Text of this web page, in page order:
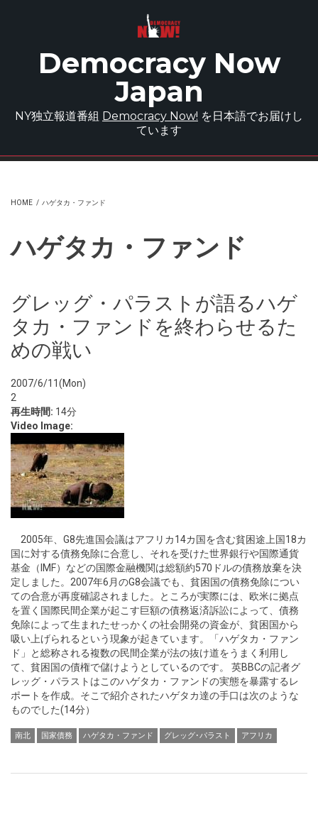
Democracy Now
Japan
NY独立報道番組 Democracy Now! を日本語でお届けし
ています
HOME / ハゲタカ・ファンド
ハゲタカ・ファンド
グレッグ・パラストが語るハゲ
タカ・ファンドを終わらせるた
めの戦い
2007/6/11(Mon)
2
再生時間: 14分
Video Image:
2005年、G8先進国会議はアフリカ14カ国を含む貧困途上国18カ
国に対する債務免除に合意し、それを受けた世界銀行や国際通貨
基金（IMF）などの国際金融機関は総額約570ドルの債務放棄を決
定しました。2007年6月のG8会議でも、貧困国の債務免除につい
ての合意が再度確認されました。ところが実際には、欧米に拠点
を置く国際民間企業が起こす巨額の債務返済訴訟によって、債務
免除によって生まれたせっかくの社会開発の資金が、貧困国から
吸い上げられるという現象が起きています。「ハゲタカ・ファン
ド」と総称される複数の民間企業が法の抜け道をうまく利用し
て、貧困国の債権で儲けようとしているのです。 英BBCの記者グ
レッグ・パラストはこのハゲタカ・ファンドの実態を暴露するレ
ポートを作成。そこで紹介されたハゲタカ達の手口は次のような
ものでした(14分）
南北 国家債務 ハゲタカ・ファンド グレッグ･パラスト アフリカ